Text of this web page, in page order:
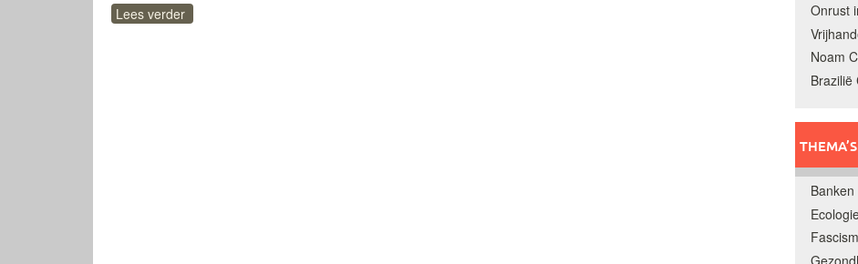
Lees verder
Onrust
Noam
Brazilië
THEMA’S
Banken